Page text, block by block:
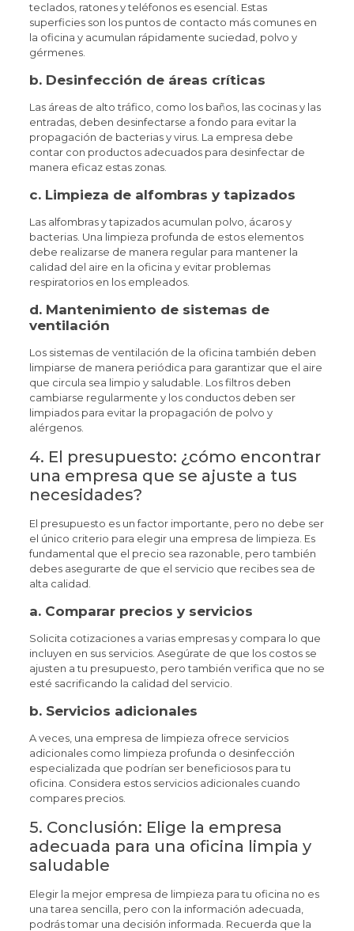
teclados, ratones y teléfonos es esencial. Estas
superficies son los puntos de contacto más comunes en
la oficina y acumulan rápidamente suciedad, polvo y
gérmenes.
b. Desinfección de áreas críticas
Las áreas de alto tráfico, como los baños, las cocinas y las
entradas, deben desinfectarse a fondo para evitar la
propagación de bacterias y virus. La empresa debe
contar con productos adecuados para desinfectar de
manera eficaz estas zonas.
c. Limpieza de alfombras y tapizados
Las alfombras y tapizados acumulan polvo, ácaros y
bacterias. Una limpieza profunda de estos elementos
debe realizarse de manera regular para mantener la
calidad del aire en la oficina y evitar problemas
respiratorios en los empleados.
d. Mantenimiento de sistemas de
ventilación
Los sistemas de ventilación de la oficina también deben
limpiarse de manera periódica para garantizar que el aire
que circula sea limpio y saludable. Los filtros deben
cambiarse regularmente y los conductos deben ser
limpiados para evitar la propagación de polvo y
alérgenos.
4. El presupuesto: ¿cómo encontrar
una empresa que se ajuste a tus
necesidades?
El presupuesto es un factor importante, pero no debe ser
el único criterio para elegir una empresa de limpieza. Es
fundamental que el precio sea razonable, pero también
debes asegurarte de que el servicio que recibes sea de
alta calidad.
a. Comparar precios y servicios
Solicita cotizaciones a varias empresas y compara lo que
incluyen en sus servicios. Asegúrate de que los costos se
ajusten a tu presupuesto, pero también verifica que no se
esté sacrificando la calidad del servicio.
b. Servicios adicionales
A veces, una empresa de limpieza ofrece servicios
adicionales como limpieza profunda o desinfección
especializada que podrían ser beneficiosos para tu
oficina. Considera estos servicios adicionales cuando
compares precios.
5. Conclusión: Elige la empresa
adecuada para una oficina limpia y
saludable
Elegir la mejor empresa de limpieza para tu oficina no es
una tarea sencilla, pero con la información adecuada,
podrás tomar una decisión informada. Recuerda que la